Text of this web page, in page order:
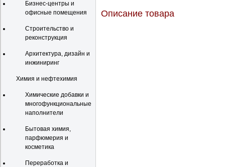
Бизнес-центры и
офисные помещения
Строительство и
реконструкция
Архитектура, дизайн и
инжиниринг
Химия и нефтехимия
Химические добавки и
многофункциональные
наполнители
Бытовая химия,
парфюмерия и
косметика
Переработка и
Описание товара